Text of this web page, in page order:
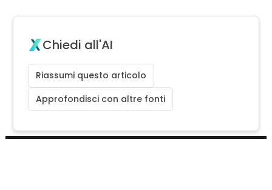
Chiedi all'AI
Riassumi questo articolo
Approfondisci con altre fonti